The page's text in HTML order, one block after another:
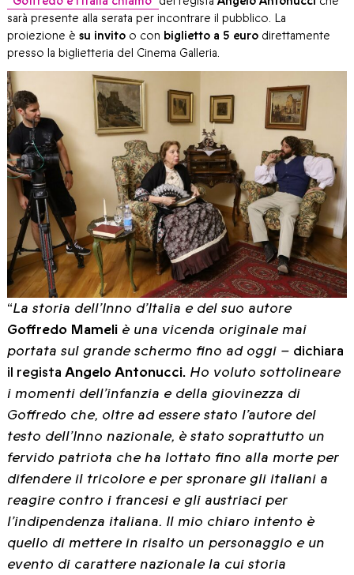
sarà presente alla serata per incontrare il pubblico. La
proiezione è su invito o con biglietto a 5 euro direttamente
presso la biglietteria del Cinema Galleria.
“La storia dell’Inno d’Italia e del suo autore
Goffredo Mameli è una vicenda originale mai
portata sul grande schermo fino ad oggi – dichiara
il regista Angelo Antonucci. Ho voluto sottolineare
i momenti dell’infanzia e della giovinezza di
Goffredo che, oltre ad essere stato l’autore del
testo dell’Inno nazionale, è stato soprattutto un
fervido patriota che ha lottato fino alla morte per
difendere il tricolore e per spronare gli italiani a
reagire contro i francesi e gli austriaci per
l’indipendenza italiana. Il mio chiaro intento è
quello di mettere in risalto un personaggio e un
evento di carattere nazionale la cui storia